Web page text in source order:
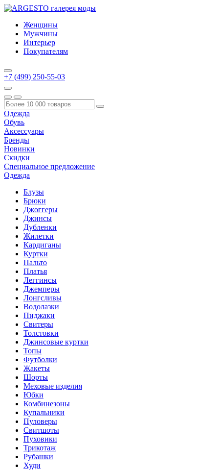
Женщины
Мужчины
Интерьер
Покупателям
+7 (499) 250-55-03
Одежда
Обувь
Аксессуары
Бренды
Новинки
Скидки
Специальное предложение
Одежда
Блузы
Брюки
Джоггеры
Джинсы
Дубленки
Жилетки
Кардиганы
Куртки
Пальто
Платья
Леггинсы
Джемперы
Лонгсливы
Водолазки
Пиджаки
Свитеры
Толстовки
Джинсовые куртки
Топы
Футболки
Жакеты
Шорты
Меховые изделия
Юбки
Комбинезоны
Купальники
Пуловеры
Свитшоты
Пуховики
Трикотаж
Рубашки
Худи